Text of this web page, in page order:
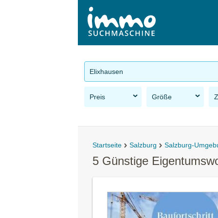
Elixhausen
Preis Größe
Startseite Salzburg Salzburg-
5 Günstige